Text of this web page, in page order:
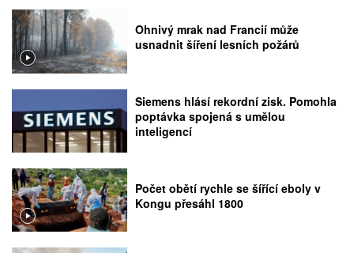
Ohnivý mrak nad Francií může
usnadnit šíření lesních požárů
Siemens hlásí rekordní zisk. Pomohla
poptávka spojená s umělou
inteligencí
Počet obětí rychle se šířící eboly v
Kongu přesáhl 1800